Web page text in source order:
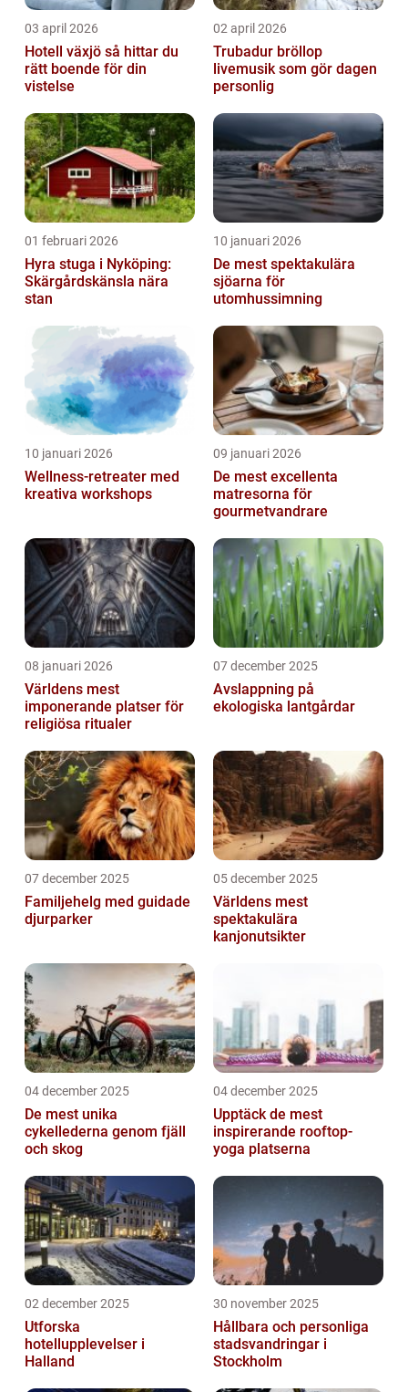
03 april 2026
Hotell växjö så hittar du
rätt boende för din
vistelse
02 april 2026
Trubadur bröllop
livemusik som gör dagen
personlig
01 februari 2026
Hyra stuga i Nyköping:
Skärgårdskänsla nära
stan
10 januari 2026
De mest spektakulära
sjöarna för
utomhussimning
10 januari 2026
Wellness-retreater med
kreativa workshops
09 januari 2026
De mest excellenta
matresorna för
gourmetvandrare
08 januari 2026
Världens mest
imponerande platser för
religiösa ritualer
07 december 2025
Avslappning på
ekologiska lantgårdar
07 december 2025
Familjehelg med guidade
djurparker
05 december 2025
Världens mest
spektakulära
kanjonutsikter
04 december 2025
De mest unika
cykellederna genom fjäll
och skog
04 december 2025
Upptäck de mest
inspirerande rooftop-
yoga platserna
02 december 2025
Utforska
hotellupplevelser i
Halland
30 november 2025
Hållbara och personliga
stadsvandringar i
Stockholm